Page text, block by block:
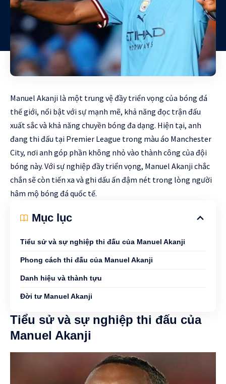
Manuel Akanji là một trung vệ đầy triển vọng của bóng đá
thế giới, nổi bật với sự mạnh mẽ, khả năng đọc trận đấu
xuất sắc và khả năng chuyền bóng đa dạng. Hiện tại, anh
đang thi đấu tại Premier League trong màu áo Manchester
City, nơi anh góp phần không nhỏ vào thành công của đội
bóng này. Với sự nghiệp đầy triển vọng, Manuel Akanji chắc
chắn sẽ còn tiến xa và ghi dấu ấn đậm nét trong lòng người
hâm mộ bóng đá quốc tế.
Mục lục
Tiểu sử và sự nghiệp thi đấu của Manuel Akanji
Phong cách thi đấu của Manuel Akanji
Danh hiệu và thành tựu
Đời tư Manuel Akanji
Tiểu sử và sự nghiệp thi đấu của
Manuel Akanji